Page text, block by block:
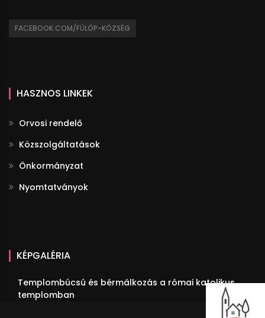
FACEBOOK.COM/FÜLÖP-KÖZSÉG
HASZNOS LINKEK
Orvosi rendelő
Közszolgáltatások
Önkormányzat
Nyomtatványok
KÉPGALÉRIA
Templombúcsú és bérmálkozás a római katolikus
templomban